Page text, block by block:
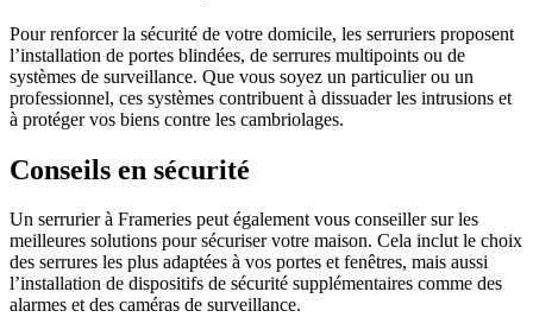
Pour renforcer la sécurité de votre domicile, les serruriers proposent
l’installation de portes blindées, de serrures multipoints ou de
systèmes de surveillance. Que vous soyez un particulier ou un
professionnel, ces systèmes contribuent à dissuader les intrusions et
à protéger vos biens contre les cambriolages.
Conseils en sécurité
Un serrurier à Frameries peut également vous conseiller sur les
meilleures solutions pour sécuriser votre maison. Cela inclut le choix
des serrures les plus adaptées à vos portes et fenêtres, mais aussi
l’installation de dispositifs de sécurité supplémentaires comme des
alarmes et des caméras de surveillance.